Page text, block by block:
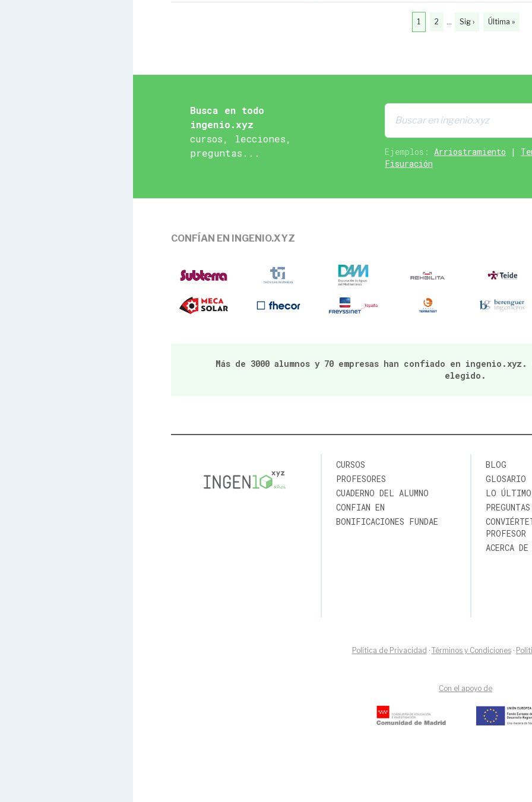
1 2 … Sig › Última »
Busca en todo
ingenio.xyz
cursos, lecciones,
preguntas...
Ejemplos: Arriostramiento |
Fisuración
CONFÍAN EN INGENIO.XYZ
Más de 3000 alumnos y 70 empresas han confiado en
elegido.
CURSOS
PROFESORES
CUADERNO DEL ALUMNO
CONFIAN EN
BONIFICACIONES FUNDAE
BLOG
GLOSARIO
LO ÚLTIMO
PROFESOR
ACERCA DE
Política de Privacidad · Términos y Condiciones·
Con el apoyo de